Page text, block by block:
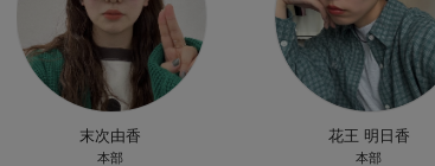
末次由香
本部
花王 明日香
本部